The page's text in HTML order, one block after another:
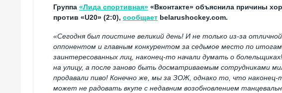
Группа «Лида спортивная» «Вконтакте» объяснила причины
против «U20» (2:0), сообщает belarushockey.com.
«Сегодня был поистине великий день! И не только из-за
оппонентом и главным конкурентом за седьмое место по
заинтересованных лиц, наконец-то начали думать о
на улицу, а после заново быть досматриваемым сотрудниками
продавали пиво! Конечно же, мы за ЗОЖ, однако то, что
может не радовать вкупе с недавним возобновлением